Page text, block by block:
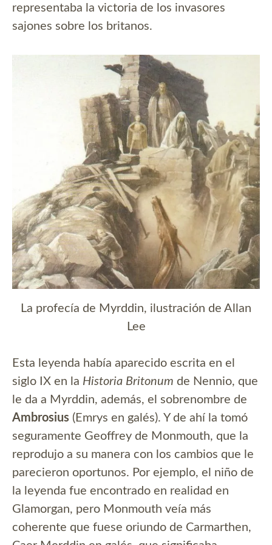
representaba la victoria de los invasores
sajones sobre los britanos.
La profecía de Myrddin, ilustración de Allan
Lee
Esta leyenda había aparecido escrita en el
siglo IX en la Historia Britonum de Nennio, que
le da a Myrddin, además, el sobrenombre de
Ambrosius (Emrys en galés). Y de ahí la tomó
seguramente Geoffrey de Monmouth, que la
reprodujo a su manera con los cambios que le
parecieron oportunos. Por ejemplo, el niño de
la leyenda fue encontrado en realidad en
Glamorgan, pero Monmouth veía más
coherente que fuese oriundo de Carmarthen,